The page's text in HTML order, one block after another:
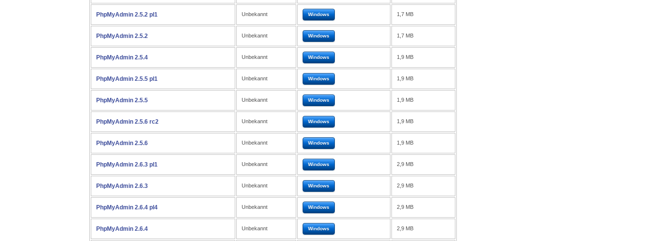
PhpMyAdmin 2.5.2 pl1 Unbekannt Windows 1,7 MB
PhpMyAdmin 2.5.2 Unbekannt Windows 1,7 MB
PhpMyAdmin 2.5.4 Unbekannt Windows 1,9 MB
PhpMyAdmin 2.5.5 pl1 Unbekannt Windows 1,9 MB
PhpMyAdmin 2.5.5 Unbekannt Windows 1,9 MB
PhpMyAdmin 2.5.6 rc2 Unbekannt Windows 1,9 MB
PhpMyAdmin 2.5.6 Unbekannt Windows 1,9 MB
PhpMyAdmin 2.6.3 pl1 Unbekannt Windows 2,9 MB
PhpMyAdmin 2.6.3 Unbekannt Windows 2,9 MB
PhpMyAdmin 2.6.4 pl4 Unbekannt Windows 2,9 MB
PhpMyAdmin 2.6.4 Unbekannt Windows 2,9 MB